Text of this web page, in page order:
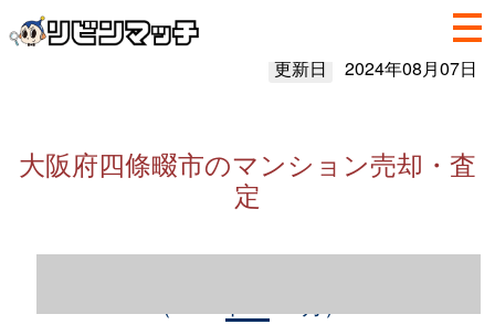
更新日 2024年08月07日
大阪府四條畷市のマンション売却・査
定